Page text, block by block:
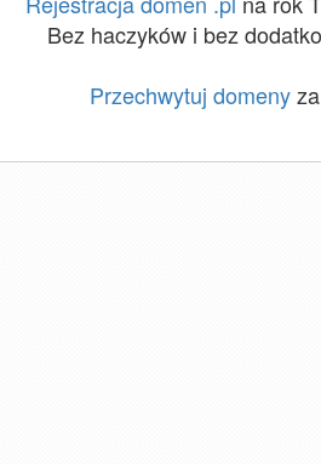
Bez haczyków i bez
Przechwytuj domeny